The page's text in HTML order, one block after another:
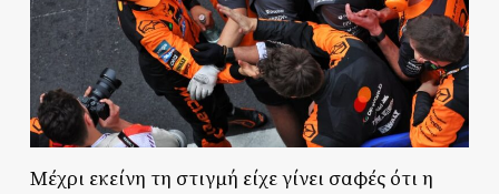
Μέχρι εκείνη τη στιγμή είχε γίνει σαφές ότι η